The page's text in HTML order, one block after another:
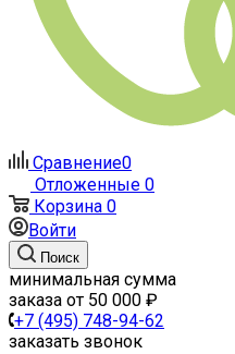
Сравнение0
Отложенные 0
Корзина 0
Войти
Поиск
минимальная сумма
заказа от 50 000 ₽
+7 (495) 748-94-62
заказать звонок